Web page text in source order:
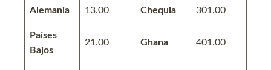
Alemania 13.00 Chequia 301.00
Países
Bajos
21.00 Ghana 401.00